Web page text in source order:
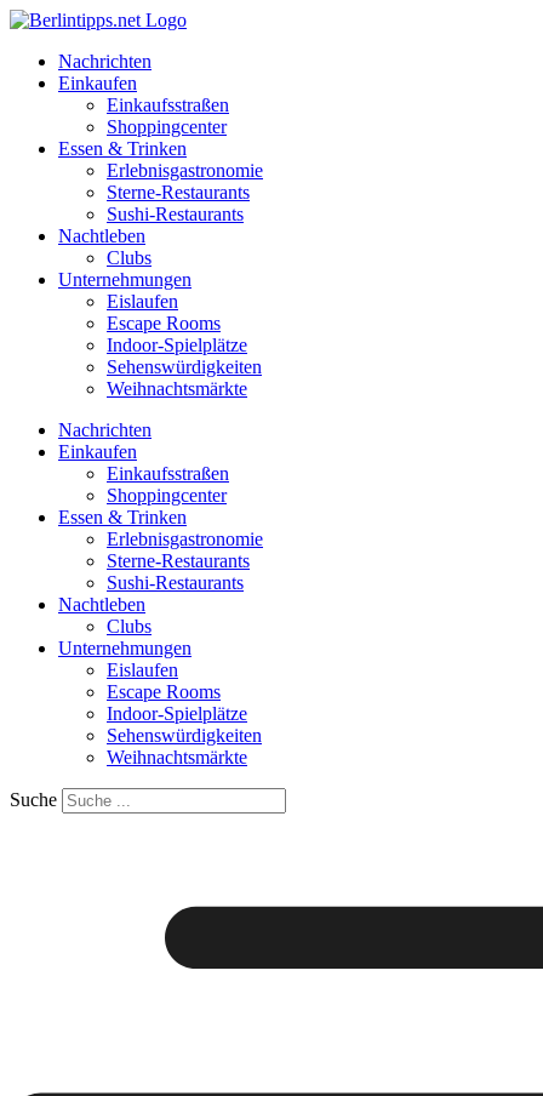
Zum
springenNachrichten
Einkaufen
Einkaufsstraßen
Shoppingcenter
Essen & Trinken
Erlebnisgastronomie
Sterne-Restaurants
Sushi-Restaurants
Nachtleben
Clubs
Unternehmungen
Eislaufen
Escape Rooms
Indoor-Spielplätze
Sehenswürdigkeiten
Weihnachtsmärkte
Nachrichten
Einkaufen
Einkaufsstraßen
Shoppingcenter
Essen & Trinken
Erlebnisgastronomie
Sterne-Restaurants
Sushi-Restaurants
Nachtleben
Clubs
Unternehmungen
Eislaufen
Escape Rooms
Indoor-Spielplätze
Sehenswürdigkeiten
Weihnachtsmärkte
Suche